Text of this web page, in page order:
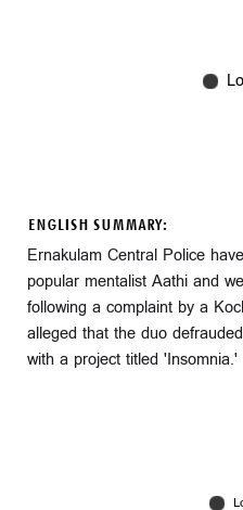
ENGLISH SUMMARY:
Ernakulam Central Police
popular mentalist Aathi and
following a complaint by a
alleged that the duo
with a project titled 'Insomnia.'